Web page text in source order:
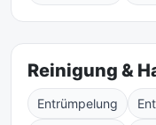
Reinigung &
Entrümpelung